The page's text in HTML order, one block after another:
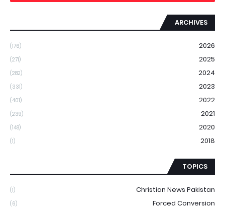
ARCHIVES
2026
(176)
2025
(271)
2024
(282)
2023
(331)
2022
(401)
2021
(239)
2020
(148)
2018
(1)
TOPICS
Christian News Pakistan
(1)
Forced Conversion
(6)